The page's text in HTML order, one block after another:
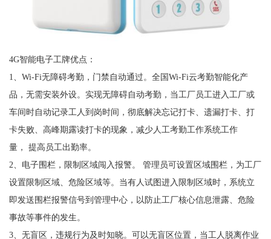
4G智能电子工牌优点：
1、Wi-Fi无障碍考勤，门禁自动通过。全国Wi-Fi云考勤智能化产
品，无需安装外设。实现无障碍自动考勤，当工厂员工进入工厂或
车间时自动记录工人到岗时间，彻底解决忘记打卡、遗漏打卡、打
卡失败、高峰期露读打卡的现象，减少人工考勤工作系统工作
量， 提高员工出勤率。
2、电子围栏，限制区域闯入报警。 管理员可设置区域围栏，为工厂
设置限制区域、危险区域等。当有人试图进入限制区域时，系统立
即发送围栏报警信号到管理中心，以防止工厂核心信息泄露、危险
事故等事件的发生。
3、无盲区，违规行为及时知晓。可以无盲区位置，当工人脱离作业